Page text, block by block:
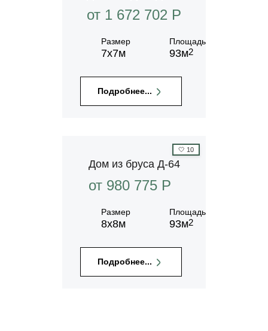
от 1 672 702 P
Размер
7х7м
Площадь
93м2
Подробнее...
🤍 10
Дом из бруса Д-64
от 980 775 P
Размер
8х8м
Площадь
93м2
Подробнее...